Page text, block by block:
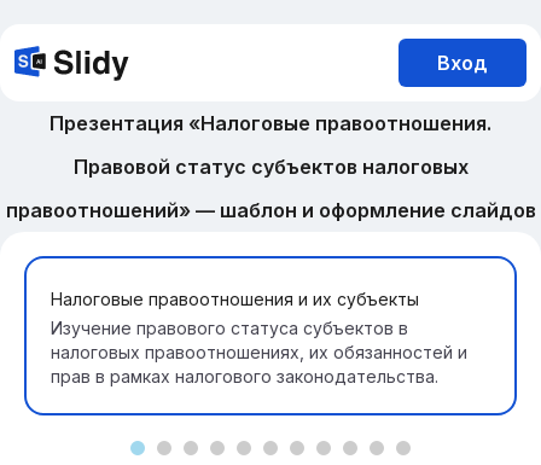
Вход
Презентация «Налоговые правоотношения.
Правовой статус субъектов налоговых
правоотношений» — шаблон и оформление слайдов
Налоговые правоотношения и их субъекты
Изучение правового статуса субъектов в
налоговых правоотношениях, их обязанностей и
прав в рамках налогового законодательства.